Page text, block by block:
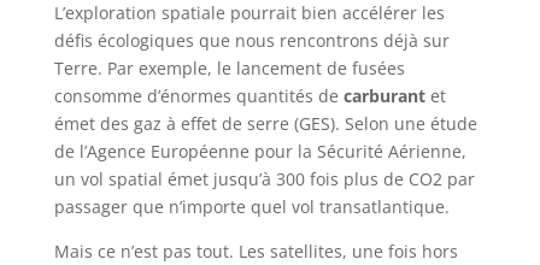
L’exploration spatiale pourrait bien accélérer les
défis écologiques que nous rencontrons déjà sur
Terre. Par exemple, le lancement de fusées
consomme d’énormes quantités de carburantet
émet des gaz à effet de serre (GES). Selon une étude
de l’Agence Européenne pour la Sécurité Aérienne,
un vol spatial émet jusqu’à 300 fois plus de CO2 par
passager que n’importe quel vol transatlantique.
Mais ce n’est pas tout. Les satellites, une fois hors